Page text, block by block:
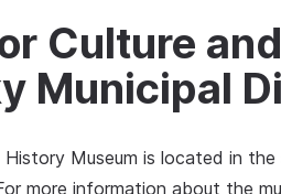
Culture
Municipal
History Museum is located in
more information about the